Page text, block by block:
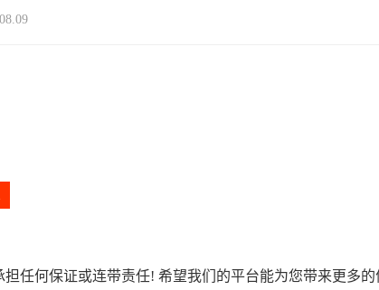
任何保证或连带责任! 希望我们的平台能为您带来更多的